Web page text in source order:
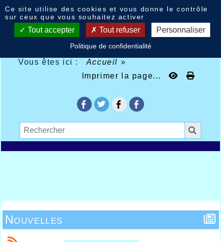
Vous êtes ici : Accueil »
Imprimer la page...
Nouvelles
Ce site utilise des cookies et vous donne le contrôle
sur ceux que vous souhaitez activer
Tout accepter Tout refuser Personnaliser
Politique de confidentialité